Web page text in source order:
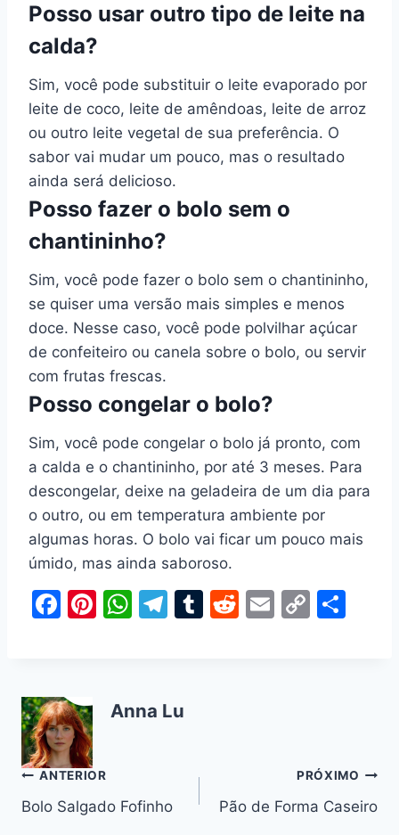
Posso usar outro tipo de leite na
calda?
Sim, você pode substituir o leite evaporado por
leite de coco, leite de amêndoas, leite de arroz
ou outro leite vegetal de sua preferência. O
sabor vai mudar um pouco, mas o resultado
ainda será delicioso.
Posso fazer o bolo sem o
chantininho?
Sim, você pode fazer o bolo sem o chantininho,
se quiser uma versão mais simples e menos
doce. Nesse caso, você pode polvilhar açúcar
de confeiteiro ou canela sobre o bolo, ou servir
com frutas frescas.
Posso congelar o bolo?
Sim, você pode congelar o bolo já pronto, com
a calda e o chantininho, por até 3 meses. Para
descongelar, deixe na geladeira de um dia para
o outro, ou em temperatura ambiente por
algumas horas. O bolo vai ficar um pouco mais
úmido, mas ainda saboroso.
F
e
b
o
o
k
Pi
st
W
A
T
a
T
R
E
C
k
Anna Lu
Navegação
de
ANTERIOR
Bolo Salgado Fofinho
PRÓXIMO
Pão de Forma Caseiro